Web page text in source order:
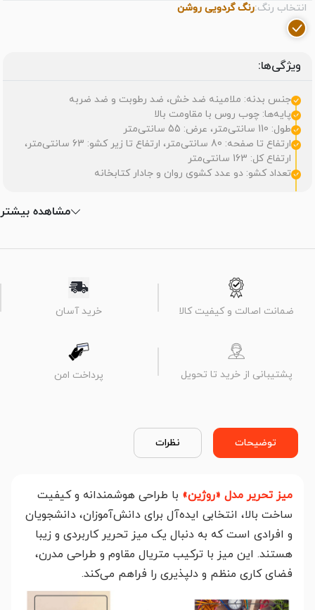
انتخاب رنگ:رنگ گردویی روشن
ویژگی‌ها:
جنس بدنه: ملامینه ضد خش، ضد رطوبت و ضد ضربه
پایه‌ها: چوب روس با مقاومت بالا
طول: 110 سانتی‌متر، عرض: 55 سانتی‌متر
ارتفاع تا صفحه: 80 سانتی‌متر، ارتفاع تا زیر کشو: 63 سانتی‌متر،
ارتفاع کل: 163 سانتی‌متر
تعداد کشو: دو عدد کشوی روان و جادار کتابخانه
مشاهده بیشتر
ضمانت اصالت و کیفیت کالا خرید آسان
پشتیبانی از خرید تا تحویل پرداخت امن
توضیحات نظرات
میز تحریر مدل «روژین» با طراحی هوشمندانه و کیفیت
ساخت بالا، انتخابی ایده‌آل برای دانش‌آموزان، دانشجویان
و افرادی است که به دنبال یک میز تحریر کاربردی و زیبا
هستند. این میز با ترکیب متریال مقاوم و طراحی مدرن،
فضای کاری منظم و دلپذیری را فراهم می‌کند.